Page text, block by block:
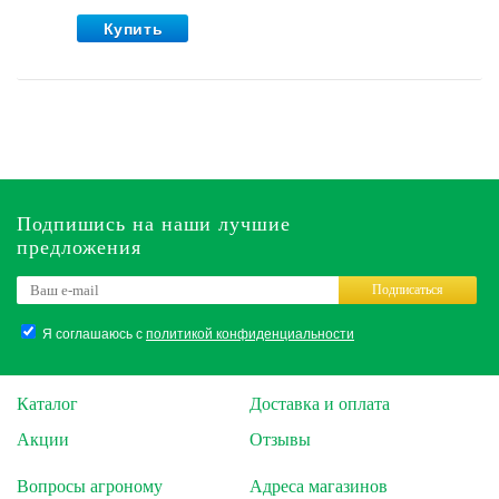
Купить
Подпишись на наши лучшие
предложения
Я соглашаюсь сполитикой конфиденциальности
Подписаться
Каталог
Акции
Доставка и оплата
Отзывы
Вопросы агроному Адреса магазинов